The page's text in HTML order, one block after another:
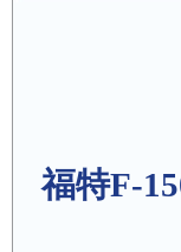
福特F-